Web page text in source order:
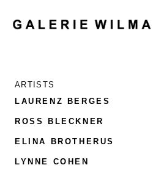
ARTISTS
LAURENZ BERGES
ROSS BLECKNER
ELINA BROTHERUS
LYNNE COHEN